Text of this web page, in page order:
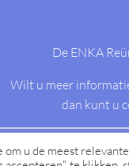
De ENKA
Wilt u meer
dan kunt u
©
u de meest